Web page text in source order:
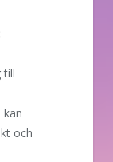
till
kan
och